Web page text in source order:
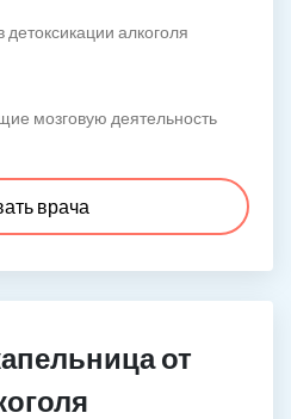
алкоголя
мозговую деятельность
врача
от